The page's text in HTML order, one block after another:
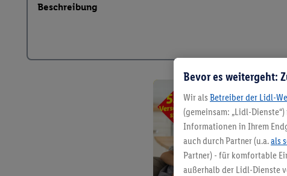
Beschreibung
Bevor es weitergeht:
Wir als Betreiber der Lidl-
(gemeinsam: „Lidl-
Informationen in Ihrem
auch durch Partner (u.a.als
Partner) - für komfortable
außerhalb der Lidl-Dienste